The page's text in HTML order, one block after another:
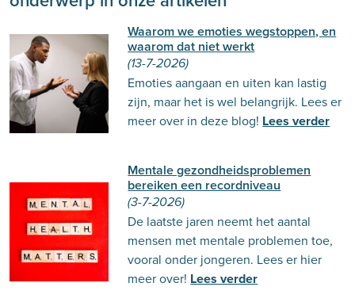
Waarom we emoties wegstoppen, en
waarom dat niet werkt
(13-7-2026)
Emoties aangaan en uiten kan lastig
zijn, maar het is wel belangrijk. Lees er
meer over in deze blog! Lees verder
Mentale gezondheidsproblemen
bereiken een recordniveau
(3-7-2026)
De laatste jaren neemt het aantal
mensen met mentale problemen toe,
vooral onder jongeren. Lees er hier
meer over! Lees verder